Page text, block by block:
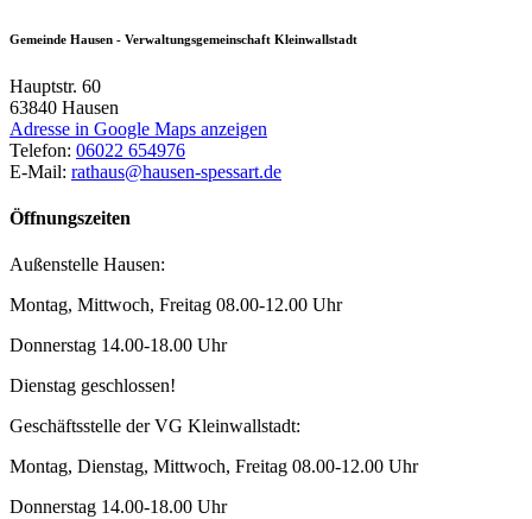
Gemeinde Hausen - Verwaltungsgemeinschaft Kleinwallstadt
Hauptstr. 60
63840 Hausen
Adresse in Google Maps anzeigen
Telefon: 06022 654976
E-Mail: rathaus@hausen-spessart.de
Öffnungszeiten
Außenstelle Hausen:
Montag, Mittwoch, Freitag 08.00-12.00 Uhr
Donnerstag 14.00-18.00 Uhr
Dienstag geschlossen!
Geschäftsstelle der VG Kleinwallstadt:
Montag, Dienstag, Mittwoch, Freitag 08.00-12.00 Uhr
Donnerstag 14.00-18.00 Uhr